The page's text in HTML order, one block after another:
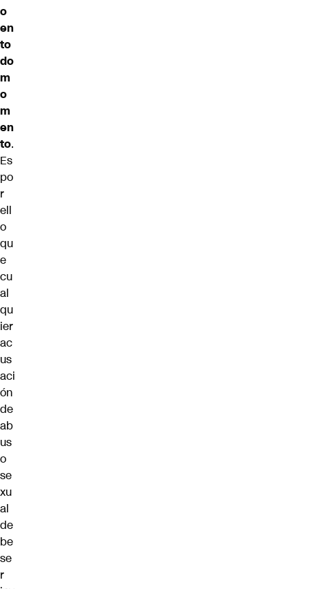
o
en
to
do
m
o
m
en
to.
Es
po
r
ell
o
qu
e
cu
al
qu
ier
ac
us
aci
ón
de
ab
us
o
se
xu
al
de
be
se
r